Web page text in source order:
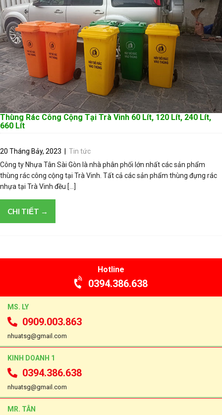
Thùng Rác Công Cộng Tại Trà Vinh 60 Lít, 120 Lít, 240 Lít,
660 Lít
20 Tháng Bảy, 2023
Tin tức
Công ty Nhựa Tân Sài Gòn là nhà phân phối lớn nhất các sản phẩm
thùng rác công cộng tại Trà Vinh. Tất cả các sản phẩm thùng đựng rác
nhựa tại Trà Vinh đều […]
CHI TIẾT →
Hotline
0394.386.638
MS. LY
0909.003.863
nhuatsg@gmail.com
KINH DOANH 1
0394.386.638
nhuatsg@gmail.com
MR. TÂN